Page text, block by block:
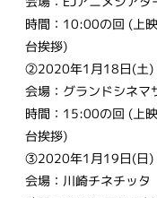
時間：10:00の回 (上
台挨拶)
②2020年1月18日(土)
会場：グランドシネマ
時間：15:00の回 (上
台挨拶)
③2020年1月19日(日)
会場：川崎チネチッタ